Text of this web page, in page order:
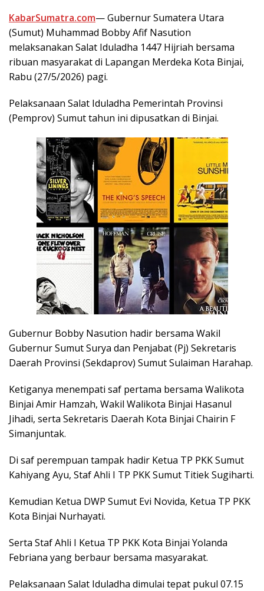
KabarSumatra.com— Gubernur Sumatera Utara
(Sumut) Muhammad Bobby Afif Nasution
melaksanakan Salat Iduladha 1447 Hijriah bersama
ribuan masyarakat di Lapangan Merdeka Kota Binjai,
Rabu (27/5/2026) pagi.
Pelaksanaan Salat Iduladha Pemerintah Provinsi
(Pemprov) Sumut tahun ini dipusatkan di Binjai.
Gubernur Bobby Nasution hadir bersama Wakil
Gubernur Sumut Surya dan Penjabat (Pj) Sekretaris
Daerah Provinsi (Sekdaprov) Sumut Sulaiman Harahap.
Ketiganya menempati saf pertama bersama Walikota
Binjai Amir Hamzah, Wakil Walikota Binjai Hasanul
Jihadi, serta Sekretaris Daerah Kota Binjai Chairin F
Simanjuntak.
Di saf perempuan tampak hadir Ketua TP PKK Sumut
Kahiyang Ayu, Staf Ahli I TP PKK Sumut Titiek Sugiharti.
Kemudian Ketua DWP Sumut Evi Novida, Ketua TP PKK
Kota Binjai Nurhayati.
Serta Staf Ahli I Ketua TP PKK Kota Binjai Yolanda
Febriana yang berbaur bersama masyarakat.
Pelaksanaan Salat Iduladha dimulai tepat pukul 07.15